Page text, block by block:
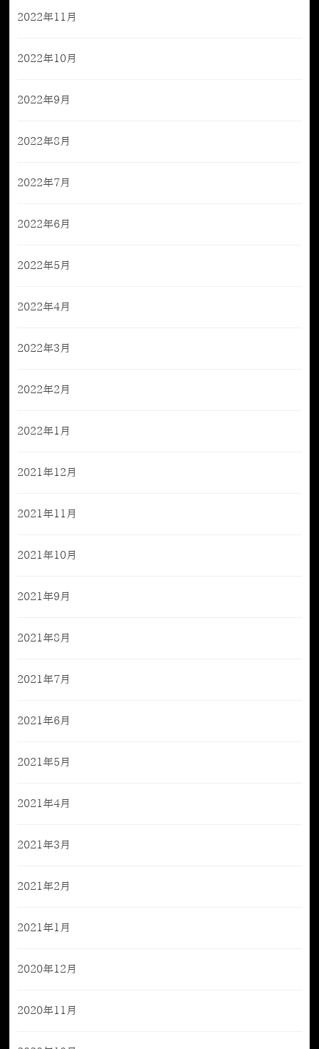
2022年11月
2022年10月
2022年9月
2022年8月
2022年7月
2022年6月
2022年5月
2022年4月
2022年3月
2022年2月
2022年1月
2021年12月
2021年11月
2021年10月
2021年9月
2021年8月
2021年7月
2021年6月
2021年5月
2021年4月
2021年3月
2021年2月
2021年1月
2020年12月
2020年11月